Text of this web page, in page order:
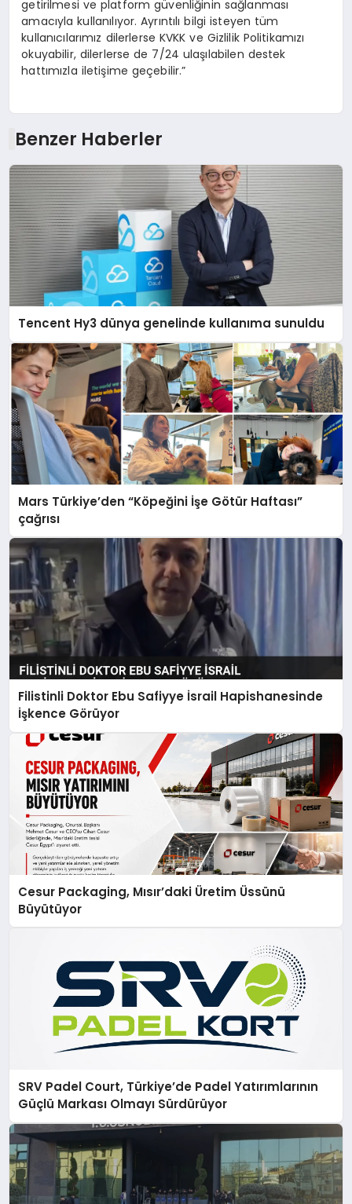
getirilmesi ve platform güvenliğinin sağlanması
amacıyla kullanılıyor. Ayrıntılı bilgi isteyen tüm
kullanıcılarımız dilerlerse KVKK ve Gizlilik Politikamızı
okuyabilir, dilerlerse de 7/24 ulaşılabilen destek
hattımızla iletişime geçebilir.”
Benzer Haberler
Tencent Hy3 dünya genelinde kullanıma sunuldu
Mars Türkiye’den “Köpeğini İşe Götür Haftası”
çağrısı
Filistinli Doktor Ebu Safiyye İsrail Hapishanesinde
İşkence Görüyor
Cesur Packaging, Mısır’daki Üretim Üssünü
Büyütüyor
SRV Padel Court, Türkiye’de Padel Yatırımlarının
Güçlü Markası Olmayı Sürdürüyor